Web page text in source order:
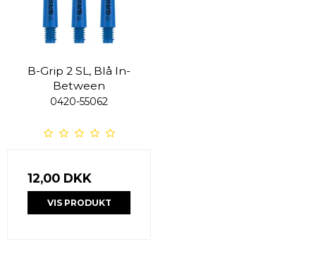
B-Grip 2 SL, Blå In-
Between
0420-55062
12,00 DKK
VIS PRODUKT